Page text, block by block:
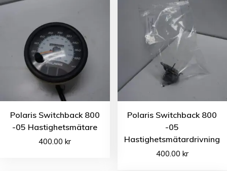
Polaris Switchback 800
-05 Hastighetsmätare
400.00kr
Polaris Switchback 800
-05
Hastighetsmätardrivning
400.00 kr